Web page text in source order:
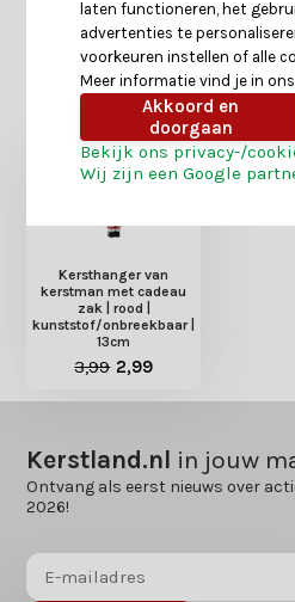
Heb je nog interesse in
Kersthanger van
kerstman met cadeau
zak | rood |
kunststof/onbreekbaar |
13cm
3,99 2,99
Kerstland.nl in jouw
Ontvang als eerst nieuws over
2026!
laten functioneren, het
advertenties te
voorkeuren instellen of alle
Meer informatie vind je in
Akkoord en
doorgaan
Bekijk ons privacy-/
Wij zijn een Google